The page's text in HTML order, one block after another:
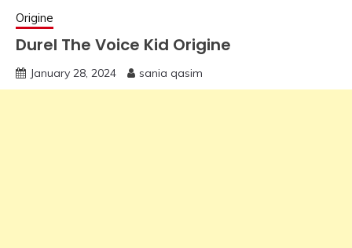
Origine
Durel The Voice Kid Origine
January 28, 2024 sania qasim